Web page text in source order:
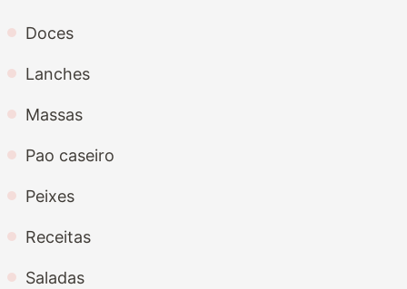
Doces
Lanches
Massas
Pao caseiro
Peixes
Receitas
Saladas